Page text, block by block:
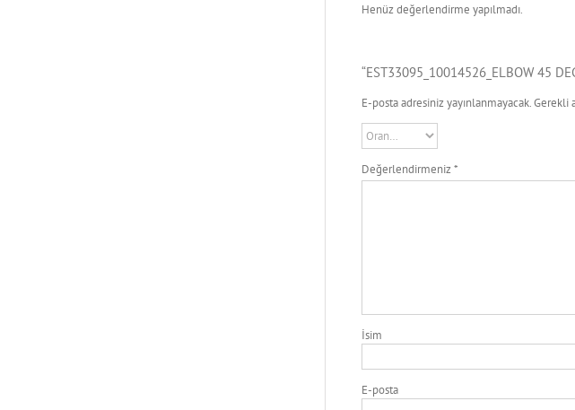
Henüz değerlendirme yapılmadı.
“EST33095_10014526_ELBOW 45
E-posta adresiniz yayınlanmayacak.Gerekli
Değerlendirmeniz*
İsim
E-posta